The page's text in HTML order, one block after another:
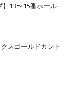
】13〜15番ホール
スゴールドカント